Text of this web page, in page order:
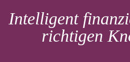
Intelligent
richtigen